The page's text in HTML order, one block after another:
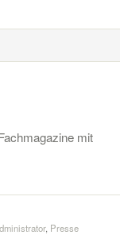
mit
, Presse